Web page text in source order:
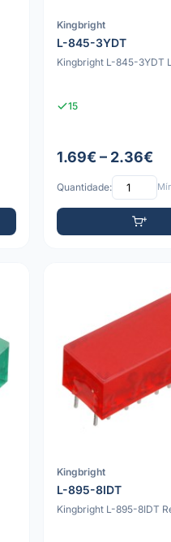
Kingbright
L-845-3YDT
Kingbright L-845-3YDT
15
1.69€ – 2.36€
Quantidade:
Kingbright
L-895-8IDT
Kingbright L-895-8IDT